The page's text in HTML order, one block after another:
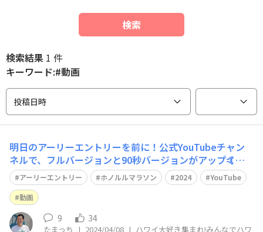
検索
検索結果 1 件
キーワード:#動画
投稿日時
明日のアーリーエントリーを前に！公式YouTubeチャン
ネルで、フルバージョンと90秒バージョンがアップ🤙
【フル】https://youtu.be/wvCuQhuSAk0?si=wpdTw3
pk4y_Ls7Lb 【90秒】https://youtu.be/ad8GfwdqTa4?
si=yGxNra
アーリーエントリー ホノルルマラソン 2024
YouTube
動画
9 34
たまっち | 2024/04/08 | ハワイ大好き集まれ!みんなでハワ